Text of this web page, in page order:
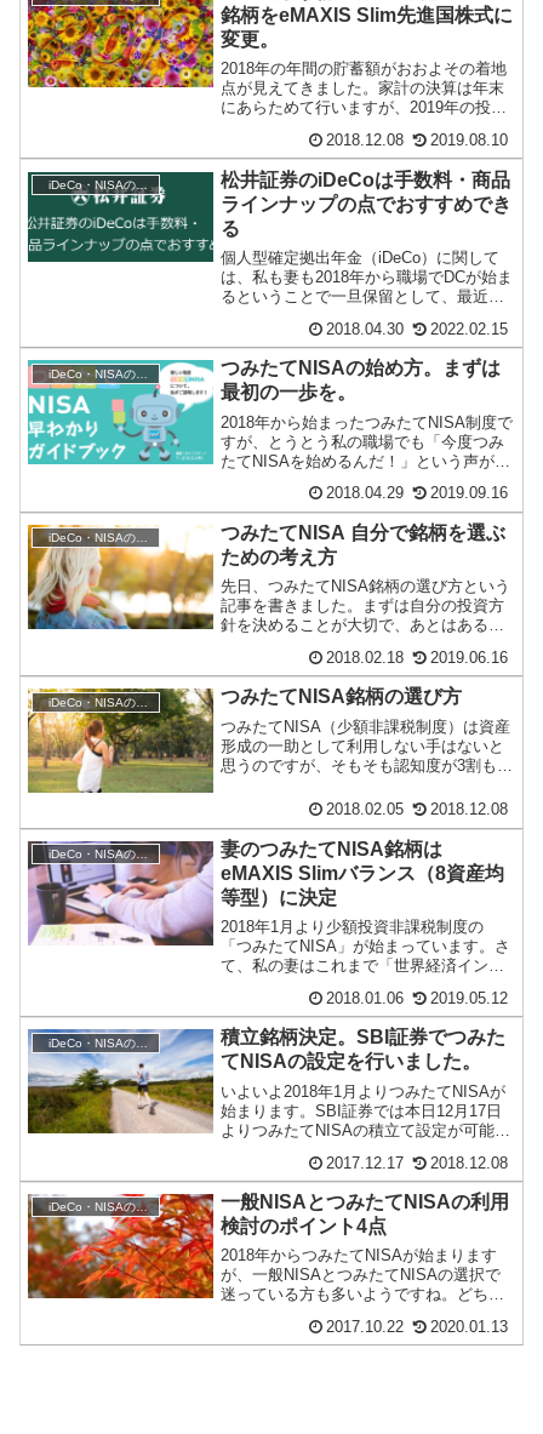
銘柄をeMAXIS Slim先進国株式に
変更。
2018年の年間の貯蓄額がおおよその着地
点が見えてきました。家計の決算は年末
にあらためて行いますが、2019年の投資
2018.12.08 2019.08.10
iDeCo・NISAの活用
松井証券のiDeCoは手数料・商品
ラインナップの点でおすすめでき
る
個人型確定拠出年金（iDeCo）に関して
は、私も妻も2018年から職場でDCが始ま
るということで一旦保留として、最近は
2018.04.30 2022.02.15
iDeCo・NISAの活用
つみたてNISAの始め方。まずは
最初の一歩を。
2018年から始まったつみたてNISA制度で
すが、とうとう私の職場でも「今度つみ
たてNISAを始めるんだ！」という声が聞
2018.04.29 2019.09.16
iDeCo・NISAの活用
つみたてNISA 自分で銘柄を選ぶ
ための考え方
先日、つみたてNISA銘柄の選び方という
記事を書きました。まずは自分の投資方
針を決めることが大切で、あとはある程
いのでは（ど...2018.02.18 2019.06.16
iDeCo・NISAの活用 つみたてNISA銘柄の選び方
つみたてNISA（少額非課税制度）は資産
形成の一助として利用しない手はないと
思うのですが、そもそも認知度が3割も無
だまだ時間...
2018.02.05 2018.12.08
iDeCo・NISAの活用
妻のつみたてNISA銘柄は
eMAXIS Slimバランス（8資産均
等型）に決定
2018年1月より少額投資非課税制度の
「つみたてNISA」が始まっています。さ
て、私の妻はこれまで「世界経済インデ
2018.01.06 2019.05.12
iDeCo・NISAの活用
積立銘柄決定。SBI証券でつみた
てNISAの設定を行いました。
いよいよ2018年1月よりつみたてNISAが
始まります。SBI証券では本日12月17日
よりつみたてNISAの積立て設定が可能と
2017.12.17 2018.12.08
iDeCo・NISAの活用
一般NISAとつみたてNISAの利用
検討のポイント4点
2018年からつみたてNISAが始まります
が、一般NISAとつみたてNISAの選択で
迷っている方も多いようですね。どちら
2017.10.22 2020.01.13